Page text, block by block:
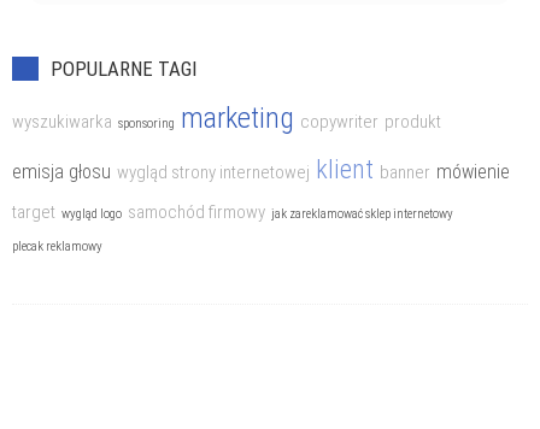
POPULARNE TAGI
wyszukiwarka sponsoring marketing copywriter produkt
emisja głosu wygląd strony internetowej klient banner mówienie
target wygląd logo samochód firmowy jak zareklamować sklep internetowy
plecak reklamowy